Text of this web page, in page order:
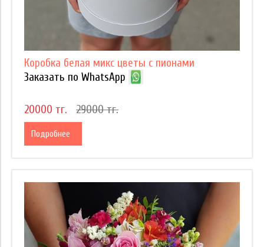
Коробка белая микс цветы с пионами
Заказать по WhatsApp
20000 тг. 29000 тг.
Подробнее